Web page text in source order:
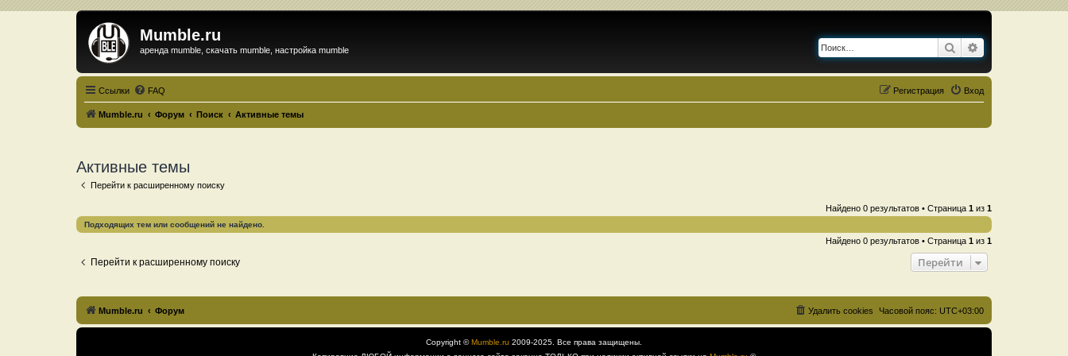
Mumble.ru
аренда mumble, скачать mumble, настройка mumble Поиск
Ссылки FAQ Вход
Регистрация
Mumble.ru Форум Поиск Активные темы
Активные темы
Перейти к расширенному поиску
Найдено 0 результатов • Страница 1 из 1
Подходящих тем или сообщений не найдено.
Найдено 0 результатов • Страница 1 из 1
Перейти к расширенному поиску Перейти
Mumble.ru Форум Часовой пояс: UTC+03:00
Удалить cookies
Copyright ©Mumble.ru 2009-2025. Все права защищены.